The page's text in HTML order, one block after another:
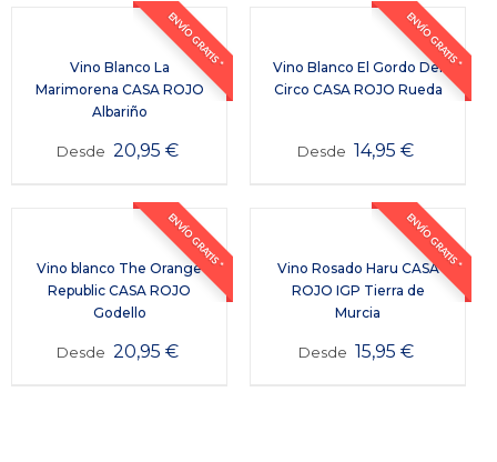
ENVÍO GRATIS *
Vino Blanco La
Marimorena CASA ROJO
Albariño
Desde 20,95 €
ENVÍO GRATIS *
Vino Blanco El Gordo Del
Circo CASA ROJO Rueda
Desde 14,95€
ENVÍO GRATIS *
Vino blanco The Orange
Republic CASA ROJO
Godello
Desde 20,95 €
ENVÍO GRATIS *
Vino Rosado Haru CASA
ROJO IGP Tierra de
Murcia
Desde 15,95 €